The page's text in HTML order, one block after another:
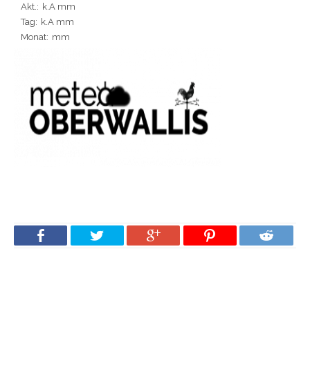
Akt.: k.A mm
Tag: k.A mm
Monat: mm